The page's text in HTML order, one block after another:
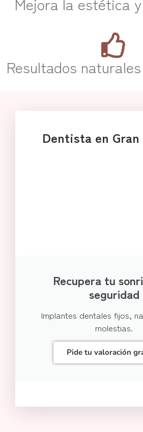
Resultados
Dentista en
Recupera tu
seguridad
Implantes dentales fijos,
molestias.
Pide tu valoración